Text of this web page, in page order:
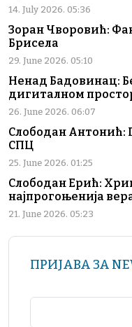
14. July 2026. 05:36
Зоран Чворовић:
Брисела
29. June 2026. 05:10
Ненад Бадовинац:
дигиталном
26. June 2026. 06:07
Слободан Антонић:
СПЦ
25. June 2026. 01:25
Слободан Ерић:
најпрогоњенија
21. June 2026. 05:23
ПРИЈАВА ЗА